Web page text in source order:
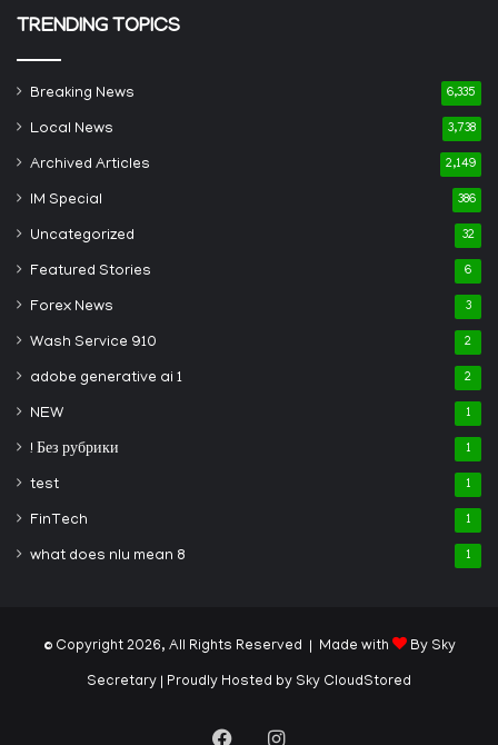
TRENDING TOPICS
Breaking News 6,335
Local News 3,738
Archived Articles 2,149
IM Special 386
Uncategorized 32
Featured Stories 6
Forex News 3
Wash Service 910 2
adobe generative ai 1 2
NEW 1
! Без рубрики 1
test 1
FinTech 1
what does nlu mean 8 1
© Copyright 2026, All Rights Reserved | Made with By Sky
Secretary | Proudly Hosted by Sky CloudStored
FacebookInstagram